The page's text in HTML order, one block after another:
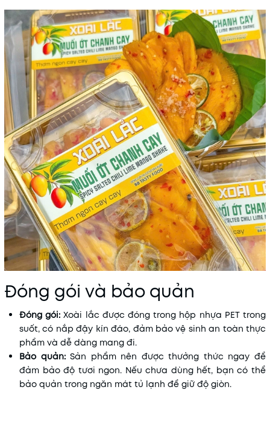
Đóng gói và bảo quản
Đóng gói: Xoài lắc được đóng trong hộp nhựa PET trong
suốt, có nắp đậy kín đáo, đảm bảo vệ sinh an toàn thực
phẩm và dễ dàng mang đi.
Bảo quản:Sản phẩm nên được thưởng thức ngay để
đảm bảo độ tươi ngon. Nếu chưa dùng hết, bạn có thể
bảo quản trong ngăn mát tủ lạnh để giữ độ giòn.